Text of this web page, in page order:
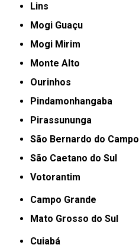
Lins
Mogi Guaçu
Mogi Mirim
Monte Alto
Ourinhos
Pindamonhangaba
Pirassununga
São Bernardo do Campo
São Caetano do Sul
Votorantim
Campo Grande
Mato Grosso do Sul
Cuiabá